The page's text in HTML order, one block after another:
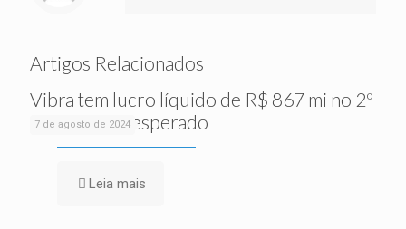
Artigos Relacionados
7 de agosto de 2024
Vibra tem lucro líquido de R$ 867 mi no 2º
tri, acima do esperado
Leia mais